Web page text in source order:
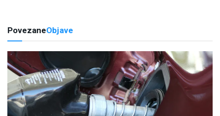
PovezaneObjave